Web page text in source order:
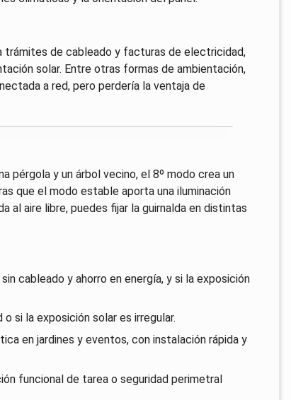
trámites de cableado y facturas de electricidad,
solar. Entre otras formas de ambientación,
a red, pero perdería la ventaja de
pérgola y un árbol vecino, el 8º modo crea un
que el modo estable aporta una iluminación
al aire libre, puedes fijar la guirnalda en distintas
cableado y ahorro en energía, y si la exposición
si la exposición solar es irregular.
en jardines y eventos, con instalación rápida y
funcional de tarea o seguridad perimetral